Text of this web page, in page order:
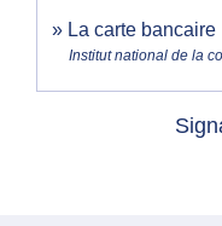
La carte bancaire
Institut national de la